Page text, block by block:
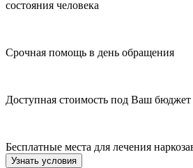
состояния человека
Срочная помощь в день обращения
Доступная стоимость под Ваш бюджет
Бесплатные места для лечения
Узнать условия